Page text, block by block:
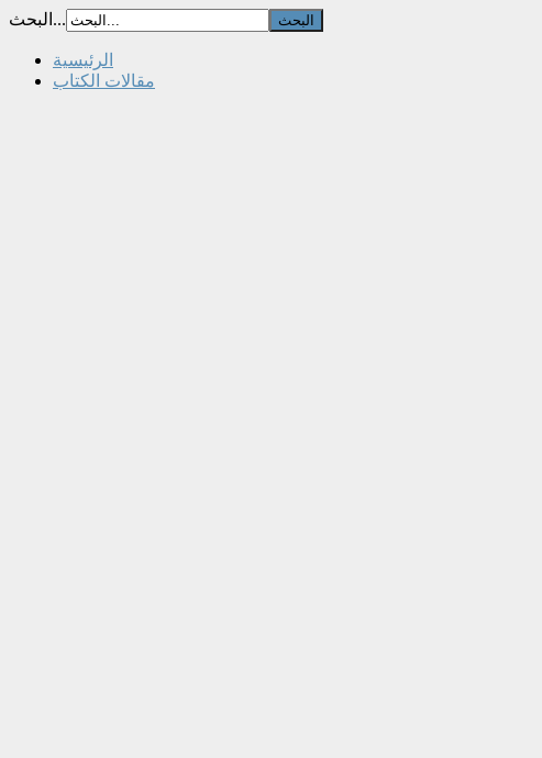
البحث...
الرئيسية
مقالات الكتاب